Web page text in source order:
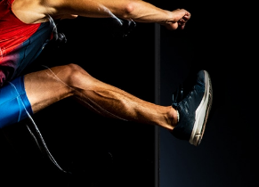
quét được đồng bộ cùng card đồ họa để
mà cho bạn đắm mình trọn vẹn vào